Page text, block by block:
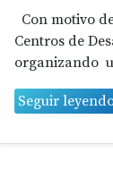
Con motivo
Centros de
organizando
Seguir